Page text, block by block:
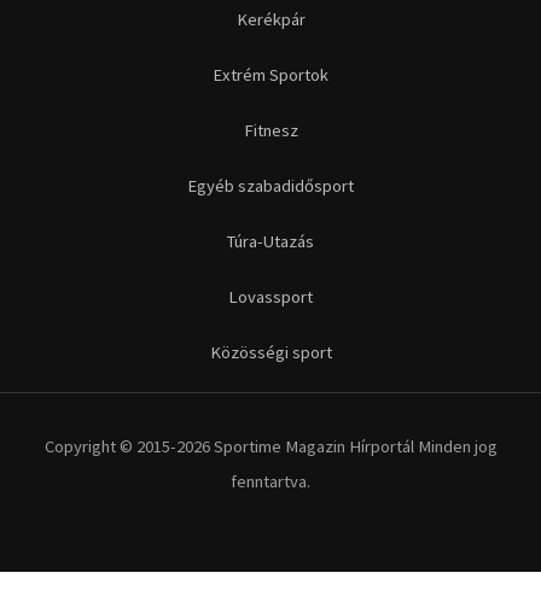
Kerékpár
Extrém Sportok
Fitnesz
Egyéb szabadidősport
Túra-Utazás
Lovassport
Közösségi sport
Copyright © 2015-2026 Sportime Magazin Hírportál Minden jog
fenntartva.